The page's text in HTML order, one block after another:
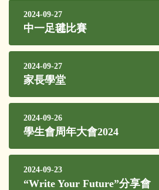
2024-09-27
中一足毽比賽
2024-09-27
家長學堂
2024-09-26
學生會周年大會2024
2024-09-23
“Write Your Future”分享會